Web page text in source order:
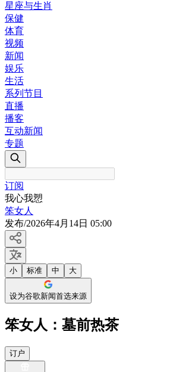
星座与生肖
保健
体育
视频
新闻
娱乐
生活
系列节目
直播
播客
互动新闻
专题
订阅
我心我愬
笨女人
发布/2026年4月14日 05:00
小 标准 中 大
设为谷歌新闻首选来源
笨女人：墓前热茶
订户